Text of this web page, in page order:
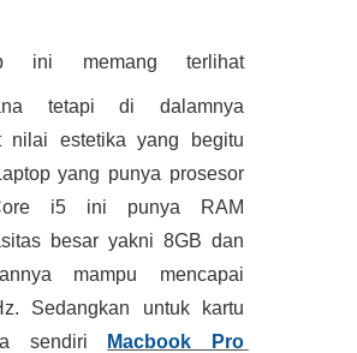
ini memang terlihat
tetapi di dalamnya
nilai estetika yang begitu
yang punya prosesor
i5 ini punya RAM
besar yakni 8GB dan
mampu mencapai
Sedangkan untuk kartu
sendiri
Macbook Pro